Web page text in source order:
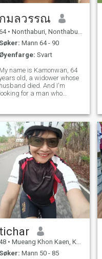
กมลวรรณ
• Nonthaburi, Nonthaburi, Thailand
Søker: Mann 64 - 90
Øyenfarge: Svart
My name is Kamonwan, 64
old, a widower whose
husband died. And I'm
looking for a man who
a man who is sincere
with me and comes here to
care for each other and
everything about
tichar
• Mueang Khon Kaen, Khon Kaen, Thailand
Søker: Mann 50 - 85